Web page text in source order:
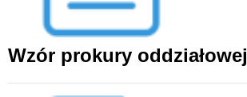
Wzór prokury oddziałowej